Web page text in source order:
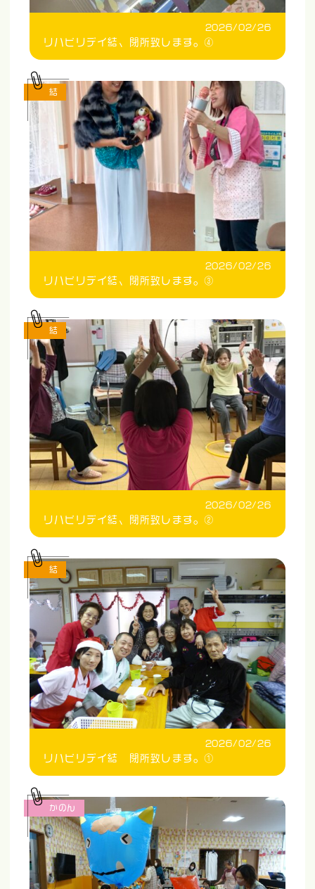
2026/02/26
リハビリデイ結、閉所致します。④
2026/02/26
リハビリデイ結、閉所致します。③
結
2026/02/26
リハビリデイ結、閉所致します。②
結
2026/02/26
リハビリデイ結 閉所致します。①
結
かのん